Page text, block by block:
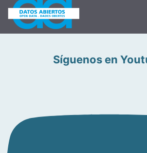
Síguenos en